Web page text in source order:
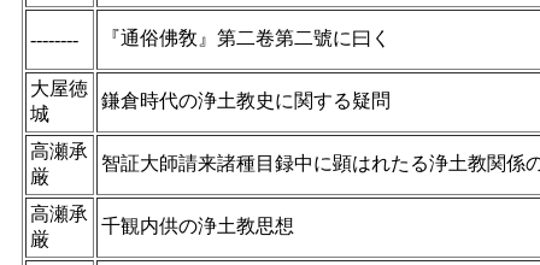
-------- 『通俗佛敎』第二卷第二號に曰く
大屋徳
城
鎌倉時代の浄土教史に関する疑問
高瀬承
厳
智証大師請来諸種目録中に顕はれたる浄土教関係
高瀬承
厳
千観内供の浄土教思想